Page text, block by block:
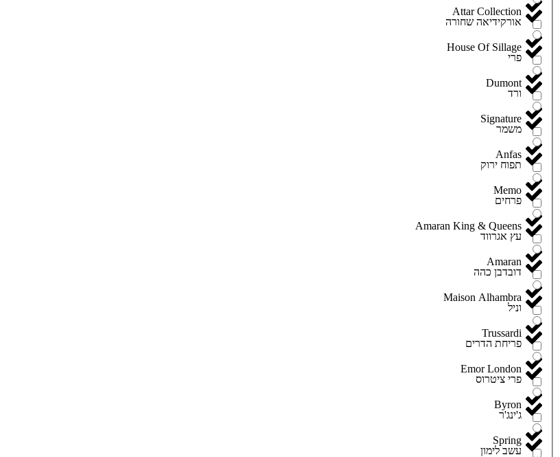
Attar Collection
House Of Sillage
Dumont
Signature
Anfas
Memo
Amaran King & Queens
Amaran
Maison Alhambra
Trussardi
Emor London
Byron
Spring
אורקידיאה שחורה
פרי
ורד
משמר
תפוח ירוק
פרחים
עץ אגרווד
דובדבן כהה
וניל
פריחת הדרים
פרי ציטרוס
ג'ינג'ר
עשב לימון